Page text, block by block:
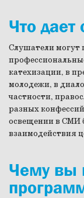
Что
Слушатели могут
катехизации, в
молодежи, в
частности,
разных
освещении в СМИ
взаимодействия
Чему вы